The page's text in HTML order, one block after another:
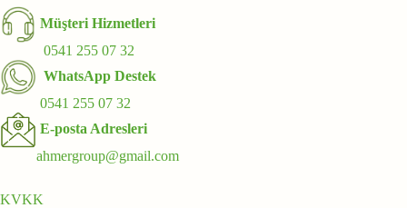
Müşteri Hizmetleri
0541 255 07 32
WhatsApp Destek
0541 255 07 32
E-posta Adresleri
ahmergroup@gmail.com
KVKK